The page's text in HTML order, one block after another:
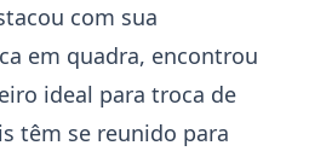
com sua
em quadra, encontrou
ideal para troca de
têm se reunido para